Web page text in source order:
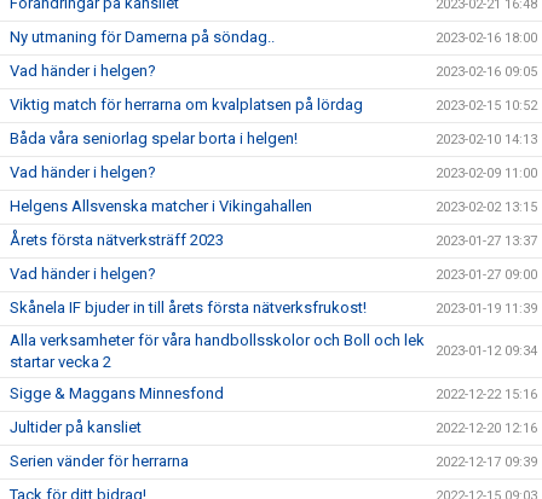
2023-02-21 16:48
Ny utmaning för Damerna på söndag.. 2023-02-16 18:00
Vad händer i helgen? 2023-02-16 09:05
Viktig match för herrarna om kvalplatsen på lördag 2023-02-15 10:52
Båda våra seniorlag spelar borta i helgen! 2023-02-10 14:13
Vad händer i helgen? 2023-02-09 11:00
Helgens Allsvenska matcher i Vikingahallen 2023-02-02 13:15
Årets första nätverksträff 2023 2023-01-27 13:37
Vad händer i helgen? 2023-01-27 09:00
Skånela IF bjuder in till årets första nätverksfrukost! 2023-01-19 11:39
Alla verksamheter för våra handbollsskolor och Boll och lek
startar vecka 2
2023-01-12 09:34
Sigge & Maggans Minnesfond 2022-12-22 15:16
Jultider på kansliet 2022-12-20 12:16
Serien vänder för herrarna 2022-12-17 09:39
Tack för ditt bidrag! 2022-12-15 09:03